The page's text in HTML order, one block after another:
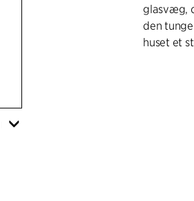
glasvæg,
den
huset et